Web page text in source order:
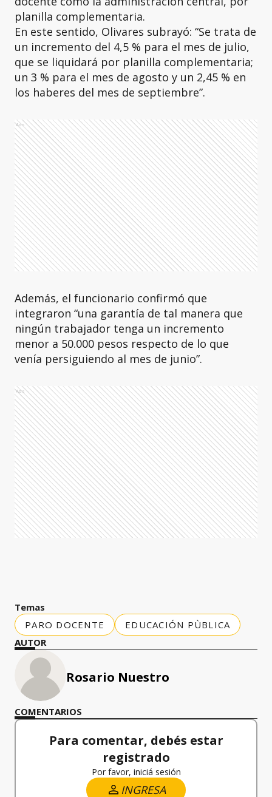
planilla complementaria.
En este sentido, Olivares subrayó: “Se trata de
un incremento del 4,5 % para el mes de julio,
que se liquidará por planilla complementaria;
un 3 % para el mes de agosto y un 2,45 % en
los haberes del mes de septiembre”.
Ads
Además, el funcionario confirmó que
integraron “una garantía de tal manera que
ningún trabajador tenga un incremento
menor a 50.000 pesos respecto de lo que
venía persiguiendo al mes de junio”.
Ads
Temas
PARO DOCENTE
EDUCACIÓN PÙBLICA
AUTOR
Rosario Nuestro
COMENTARIOS
Para comentar, debés estar
registrado
Por favor, iniciá sesión
INGRESA